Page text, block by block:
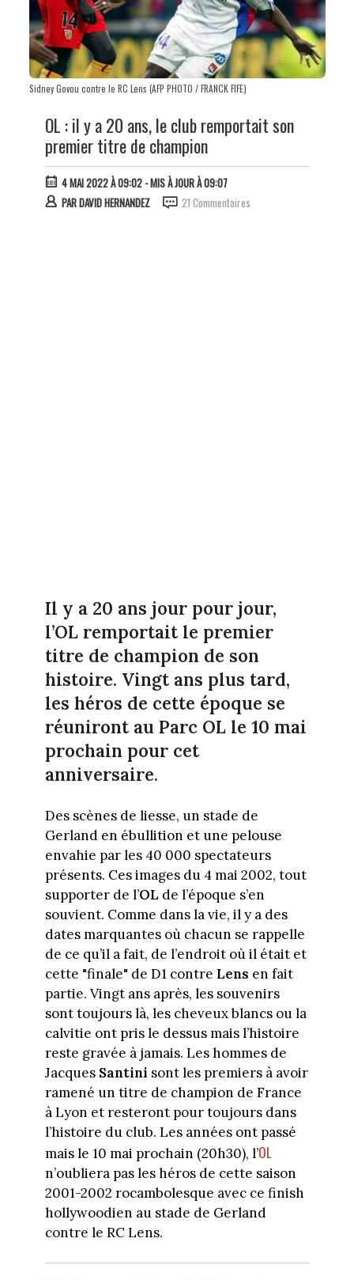
Sidney Govou contre le RC Lens (AFP PHOTO / FRANCK FIFE)
OL : il y a 20 ans, le club remportait son
premier titre de champion
4 MAI 2022 À 09:02- MIS À JOUR À 09:07
PARDAVID HERNANDEZ 21 Commentaires
Il y a 20 ans jour pour jour,
l’OL remportait le premier
titre de champion de son
histoire. Vingt ans plus tard,
les héros de cette époque se
réuniront au Parc OL le 10 mai
prochain pour cet
anniversaire.
Des scènes de liesse, un stade de
Gerland en ébullition et une pelouse
envahie par les 40 000 spectateurs
présents. Ces images du 4 mai 2002, tout
supporter de l’OL de l’époque s’en
souvient. Comme dans la vie, il y a des
dates marquantes où chacun se rappelle
de ce qu’il a fait, de l’endroit où il était et
cette "finale" de D1 contre Lens en fait
partie. Vingt ans après, les souvenirs
sont toujours là, les cheveux blancs ou la
calvitie ont pris le dessus mais l’histoire
reste gravée à jamais. Les hommes de
Jacques Santini sont les premiers à avoir
ramené un titre de champion de France
à Lyon et resteront pour toujours dans
l’histoire du club. Les années ont passé
mais le 10 mai prochain (20h30), l’OL
n’oubliera pas les héros de cette saison
2001-2002 rocambolesque avec ce finish
hollywoodien au stade de Gerland
contre le RC Lens.